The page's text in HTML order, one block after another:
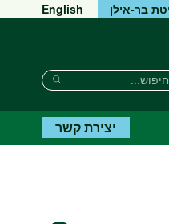
בר-אילן English
חיפוש
יצירת קשר